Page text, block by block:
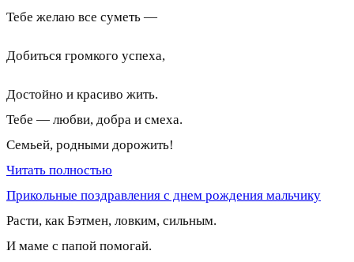
Тебе желаю все суметь —
Добиться громкого успеха,
Достойно и красиво жить.
Тебе — любви, добра и смеха.
Семьей, родными дорожить!
Читать полностью
Прикольные поздравления с днем рождения мальчику
Расти, как Бэтмен, ловким, сильным.
И маме с папой помогай.